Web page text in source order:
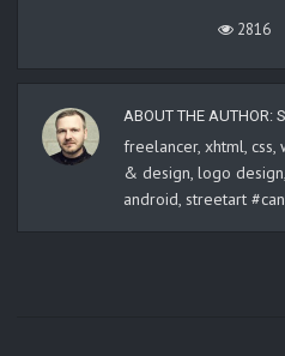
2816
ABOUT THE AUTHOR:
freelancer, xhtml,
& design, logo
android, streetart